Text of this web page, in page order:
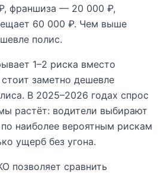
франшиза — 20 000 ₽,
60 000 ₽. Чем выше
полис.
1–2 риска вместо
заметно дешевле
В 2025–2026 годах спрос
растёт: водители выбирают
наиболее вероятным рискам
ущерб без угона.
позволяет сравнить